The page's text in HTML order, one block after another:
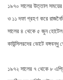
১৯৭০ সালের উত্তাল সময়ের
ও ১১ দফা গ্রহণ করে
সালের ৪ থেকে ৫ জুন হোটেল
কাউন্সিলরদের ভোটে বঙ্গবন্ধু
১৯৭২ সালের ৭ থেকে ৮